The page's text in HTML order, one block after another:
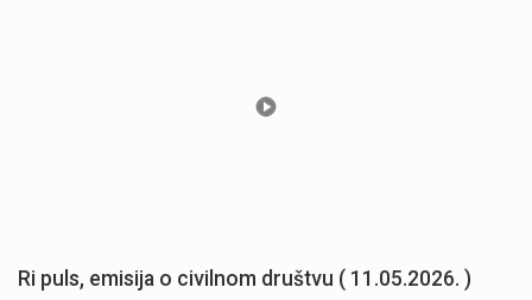
Ri puls, emisija o civilnom društvu ( 11.05.2026. )